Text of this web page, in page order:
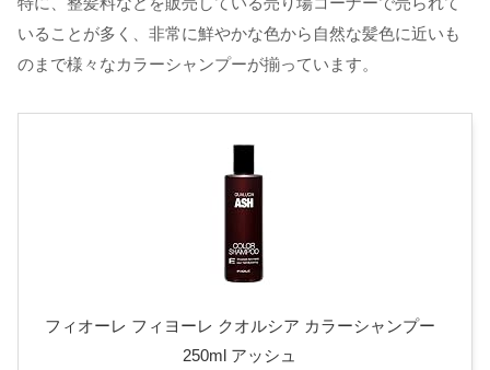
いることが多く、非常に鮮やかな色から自然な髪色に近いも
のまで様々なカラーシャンプーが揃っています。
フィオーレ フィヨーレ クオルシア カラーシャンプー
250ml アッシュ